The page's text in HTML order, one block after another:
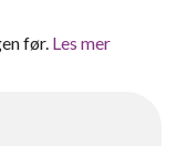
før. Les mer